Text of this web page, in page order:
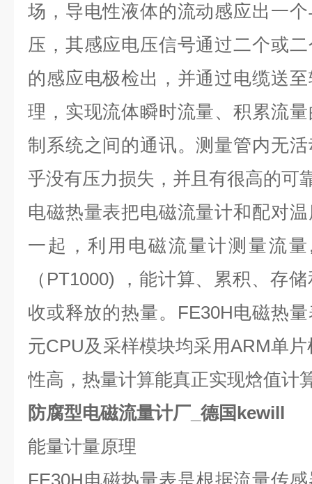
场，导电性液体的流动感应出一
压，其感应电压信号通过二个或
的感应电极检出，并通过电缆送
理，实现流体瞬时流量、积累流
制系统之间的通讯。测量管内无
乎没有压力损失，并且有很高的可
电磁热量表把电磁流量计和配对
一起，利用电磁流量计测量流量
（ PT1000)
，能计算、累积、存
收或释放的热量。 FE30H电磁热
元CPU及采样模块均采用ARM单片
性高，热量计算能真正实现焓值计
防腐型电磁流量计厂_德国kewill
能量计量原理
FE30H电磁热量表是根据流量传